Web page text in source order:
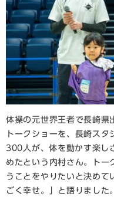
体操の元世界王者で長崎県
トークショーを、長崎ス
300人が、体を動かす楽し
めたという内村さん。トー
うことをやりたいと決めて
ごく幸せ。」と語りました。​